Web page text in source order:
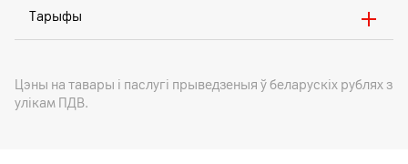
Тарыфы
Цэны на тавары i паслугі прыведзеныя ў беларускіх рублях з
улікам ПДВ.